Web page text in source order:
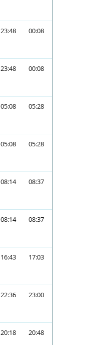
23:48 00:08
23:48 00:08
05:08 05:28
05:08 05:28
08:14 08:37
08:14 08:37
16:43 17:03
22:36 23:00
20:18 20:48